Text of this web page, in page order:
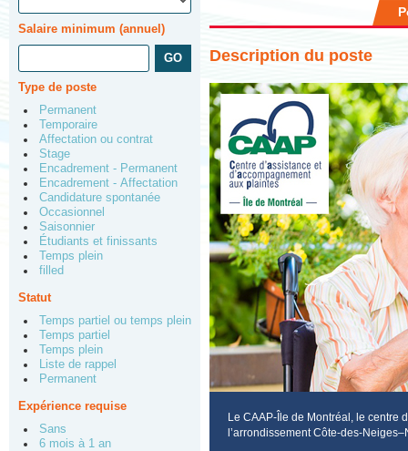
Salaire minimum (annuel)
Type de poste
Permanent
Temporaire
Affectation ou contrat
Stage
Encadrement - Permanent
Encadrement - Affectation
Candidature spontanée
Occasionnel
Saisonnier
Étudiants et finissants
Temps plein
filled
Statut
Temps partiel ou temps plein
Temps partiel
Temps plein
Liste de rappel
Permanent
Expérience requise
Sans
6 mois à 1 an
Description du poste
Le CAAP-Île de Montréal, le centre
l’arrondissement Côte-des-